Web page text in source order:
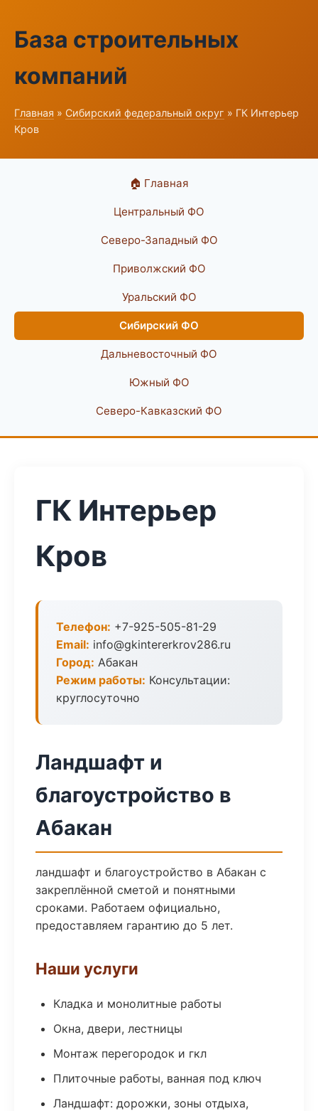
База строительных
компаний
Главная » Сибирский федеральный округ » ГК Интерьер
Кров
🏠 Главная
Центральный ФО
Северо-Западный ФО
Приволжский ФО
Уральский ФО
Сибирский ФО
Дальневосточный ФО
Южный ФО
Северо-Кавказский ФО
ГК Интерьер
Кров
Телефон: +7-925-505-81-29
Email: info@gkintererkrov286.ru
Город: Абакан
Режим работы: Консультации:
круглосуточно
Ландшафт и
благоустройство в
Абакан
ландшафт и благоустройство в Абакан с
закреплённой сметой и понятными
сроками. Работаем официально,
предоставляем гарантию до 5 лет.
Наши услуги
Кладка и монолитные работы
Окна, двери, лестницы
Монтаж перегородок и гкл
Плиточные работы, ванная под ключ
Ландшафт: дорожки, зоны отдыха,